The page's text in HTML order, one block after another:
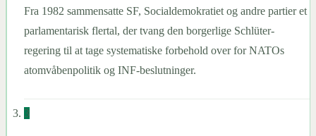
Fra 1982 sammensatte SF, Socialdemokratiet og andre partier et
parlamentarisk flertal, der tvang den borgerlige Schlüter-
regering til at tage systematiske forbehold over for NATOs
atomvåbenpolitik og INF-beslutninger.
3